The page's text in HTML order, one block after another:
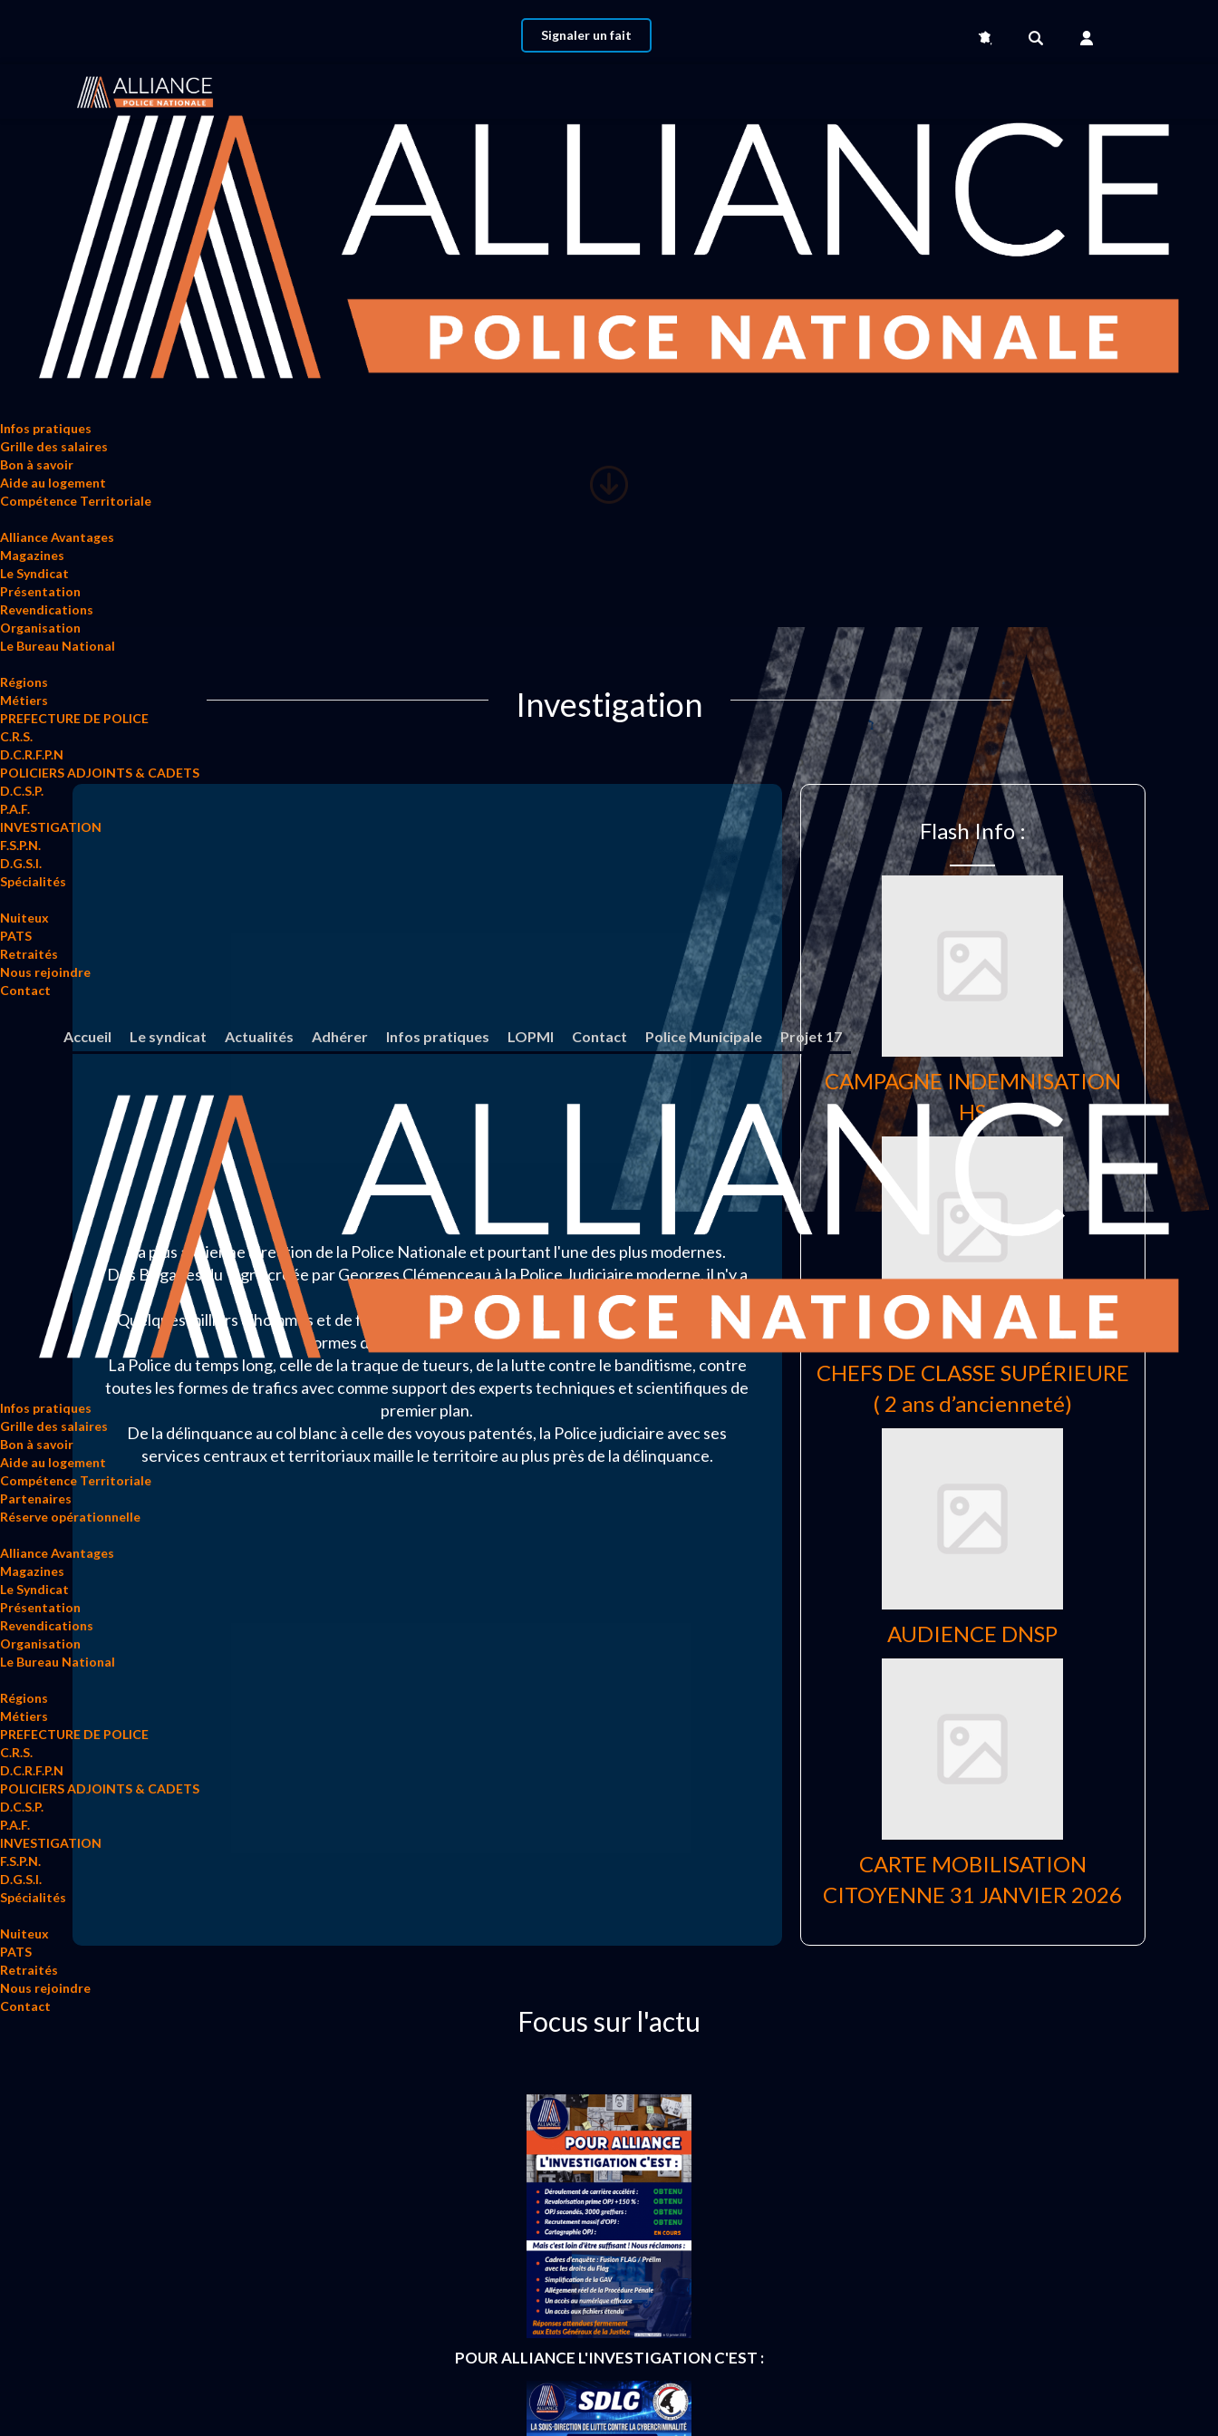
Signaler un fait
Infos pratiques
Grille des salaires
Bon à savoir
Aide au logement
Compétence Territoriale
Alliance Avantages
Magazines
Le Syndicat
Présentation
Revendications
Organisation
Le Bureau National
Régions
Métiers
PREFECTURE DE POLICE
C.R.S.
D.C.R.F.P.N
POLICIERS ADJOINTS & CADETS
D.C.S.P.
P.A.F.
INVESTIGATION
F.S.P.N.
D.G.S.I.
Spécialités
Nuiteux
PATS
Retraités
Nous rejoindre
Contact
Accueil Le syndicat Actualités Adhérer Infos pratiques LOPMI Contact Police Municipale Projet 17
Infos pratiques
Grille des salaires
Bon à savoir
Aide au logement
Compétence Territoriale
Partenaires
Réserve opérationnelle
Alliance Avantages
Magazines
Le Syndicat
Présentation
Revendications
Organisation
Le Bureau National
Régions
Métiers
PREFECTURE DE POLICE
C.R.S.
D.C.R.F.P.N
POLICIERS ADJOINTS & CADETS
D.C.S.P.
P.A.F.
INVESTIGATION
F.S.P.N.
D.G.S.I.
Spécialités
Nuiteux
PATS
Retraités
Nous rejoindre
Contact
Investigation
La plus ancienne direction de la Police Nationale et pourtant l'une des plus modernes.
Des Brigades du Tigre créée par Georges Clémenceau à la Police Judiciaire moderne, il n'y a
qu'un pas.
Quelques milliers d'hommes et de femmes qui ont su s'adapter à la lutte contre toutes les
formes de criminalité depuis 1907.
La Police du temps long, celle de la traque de tueurs, de la lutte contre le banditisme, contre
toutes les formes de trafics avec comme support des experts techniques et scientifiques de
premier plan.
De la délinquance au col blanc à celle des voyous patentés, la Police judiciaire avec ses
services centraux et territoriaux maille le territoire au plus près de la délinquance.
Flash Info :
CAMPAGNE INDEMNISATION
HS
PROFILES 2026 BRIGADIERS-
CHEFS DE CLASSE SUPÉRIEURE
( 2 ans d’ancienneté)
AUDIENCE DNSP
CARTE MOBILISATION
CITOYENNE 31 JANVIER 2026
Focus sur l'actu
POUR ALLIANCE L'INVESTIGATION C'EST :